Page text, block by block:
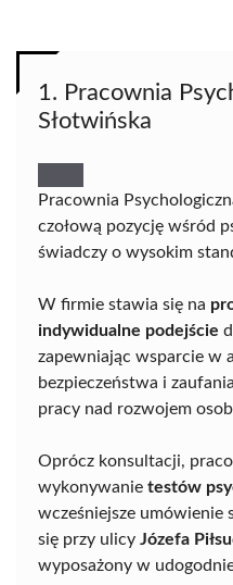
1. Pracownia
Słotwińska
Pracownia
czołową pozycję wśród
świadczy o wysokim
W firmie stawia się na
indywidualne podejście
zapewniając wsparcie w
bezpieczeństwa i
pracy nad rozwojem
Oprócz konsultacji,
wykonywanie testów
wcześniejsze umówienie
się przy ulicy Józefa
wyposażony w